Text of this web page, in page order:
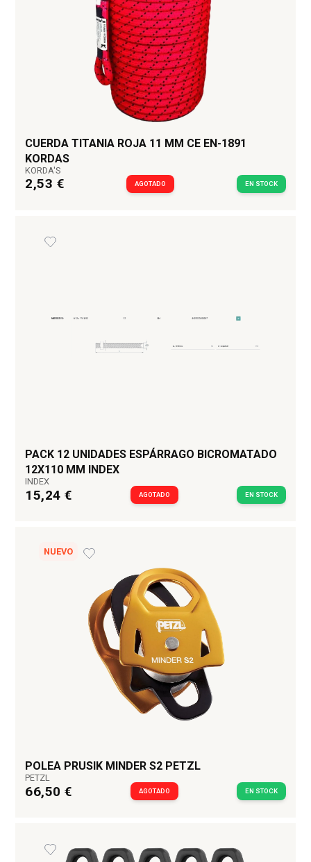
CUERDA TITANIA ROJA 11 MM CE EN-1891
KORDAS
KORDA'S
2,53 € AGOTADO EN STOCK
PACK 12 UNIDADES ESPÁRRAGO BICROMATADO
12X110 MM INDEX
INDEX
15,24 € AGOTADO EN STOCK
NUEVO
POLEA PRUSIK MINDER S2 PETZL
PETZL
66,50 € AGOTADO EN STOCK